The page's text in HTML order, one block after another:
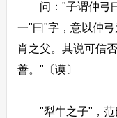
问："子谓仲弓曰
一"曰"字，意以仲
肖之父。其说可信
善。"〔谟〕
"犁牛之子"，范